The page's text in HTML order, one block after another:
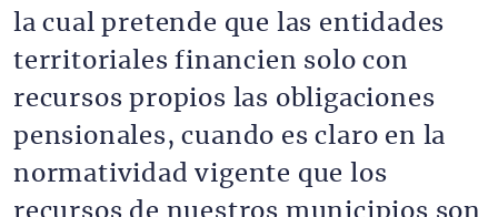
la cual pretende que las entidades
territoriales financien solo con
recursos propios las obligaciones
pensionales, cuando es claro en la
normatividad vigente que los
recursos de nuestros municipios son